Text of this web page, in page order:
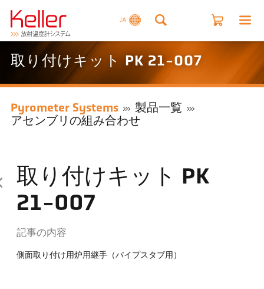
JA
取り付けキット PK 21-007
Pyrometer Systems
製品一覧
アセンブリの組み合わせ
取り付けキット PK
21-007
記事の内容
側面取り付け用炉用継手（パイプスタブ用）